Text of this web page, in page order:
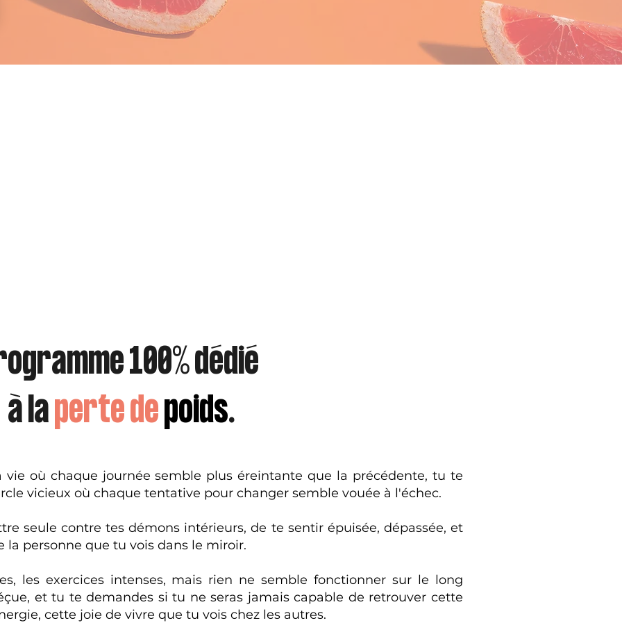
100%dédié
à laperte depoids.
où chaque journée semble plus éreintante que la précédente, tu te
vicieux où chaque tentative pour changer semble vouée à l'échec.
seule contre tes démons intérieurs, de te sentir épuisée, dépassée, et
la personne que tu vois dans le miroir.
les exercices intenses, mais rien ne semble fonctionner sur le long
et tu te demandes si tu ne seras jamais capable de retrouver cette
cette joie de vivre que tu vois chez les autres.